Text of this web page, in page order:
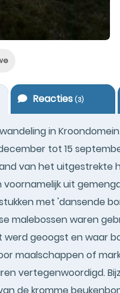
Reacties(3)
in
tot 15
van het uitgestrekte
voornamelijk uit
met 'dansende
malebossen waren
geoogst en waar
maalschappen of
vertegenwoordigd.
de kromme